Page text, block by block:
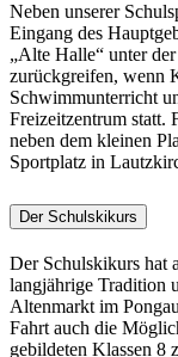
Neben unserer
Eingang des
„Alte Halle“ unter
zurückgreifen, wenn
Schwimmunterricht
Freizeitzentrum statt.
neben dem kleinen
Sportplatz in
Der Schulskikurs
Der Schulskikurs hat
langjährige Tradition
Altenmarkt im
Fahrt auch die
gebildeten Klassen 8